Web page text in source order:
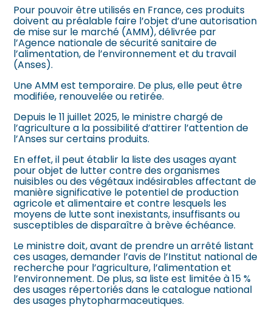
Pour pouvoir être utilisés en France, ces produits
doivent au préalable faire l’objet d’une autorisation
de mise sur le marché (AMM), délivrée par
l’Agence nationale de sécurité sanitaire de
l’alimentation, de l’environnement et du travail
(Anses).
Une AMM est temporaire. De plus, elle peut être
modifiée, renouvelée ou retirée.
Depuis le 11 juillet 2025, le ministre chargé de
l’agriculture a la possibilité d’attirer l’attention de
l’Anses sur certains produits.
En effet, il peut établir la liste des usages ayant
pour objet de lutter contre des organismes
nuisibles ou des végétaux indésirables affectant de
manière significative le potentiel de production
agricole et alimentaire et contre lesquels les
moyens de lutte sont inexistants, insuffisants ou
susceptibles de disparaître à brève échéance.
Le ministre doit, avant de prendre un arrêté listant
ces usages, demander l’avis de l’Institut national de
recherche pour l’agriculture, l’alimentation et
l’environnement. De plus, sa liste est limitée à 15 %
des usages répertoriés dans le catalogue national
des usages phytopharmaceutiques.